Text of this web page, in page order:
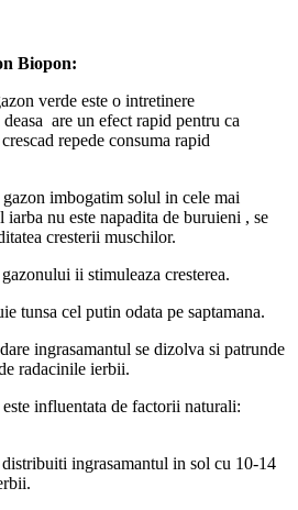
Biopon:
verde este o intretinere
are un efect rapid pentru ca
repede consuma rapid
imbogatim solul in cele mai
nu este napadita de buruieni , se
cresterii muschilor.
ii stimuleaza cresterea.
tunsa cel putin odata pe saptamana.
ingrasamantul se dizolva si patrunde
radacinile ierbii.
influentata de factorii naturali:
ingrasamantul in sol cu 10-14